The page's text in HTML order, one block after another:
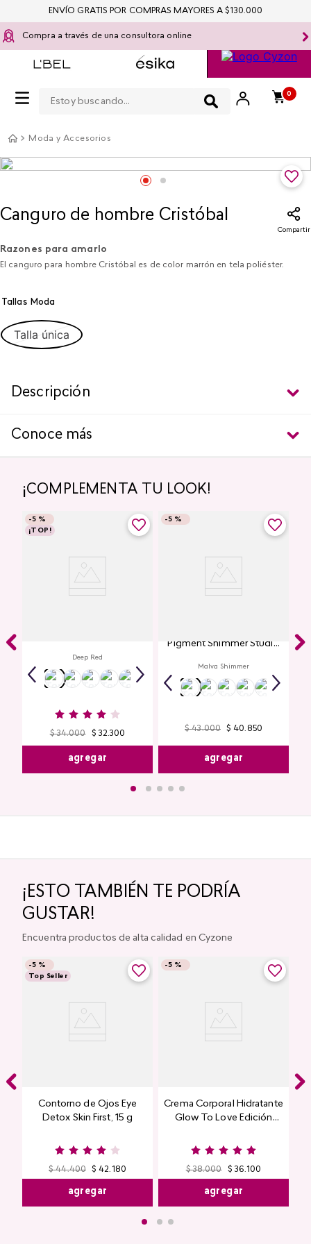
Compra a través de una consultora online
0
ENVÍO GRATIS POR COMPRAS MAYORES A $130.000
Moda y Accesorios
Canguro de hombre Cristóbal
Compartir
Razones para amarlo
El canguro para hombre Cristóbal es de color marrón en tela poliéster.
Tallas Moda
Talla única
Descripción
Conoce más
¡COMPLEMENTA TU LOOK!
-5 %
¡TOP!
Deep Red
$ 34.000 $ 32.300
agregar
-5 %
Pigment Shimmer Studio
Malva Shimmer
$ 43.000 $ 40. 850
agregar
¡ESTO TAMBIÉN TE PODRÍA
GUSTAR!
Encuentra productos de alta calidad en Cyzone
-5 %
Top Seller
Contorno de Ojos Eye
Detox Skin First, 15 g
$ 44.400 $ 42.180
agregar
-5 %
Crema Corporal Hidratante
Glow To Love Edición
$ 38.000 $ 36.100
agregar